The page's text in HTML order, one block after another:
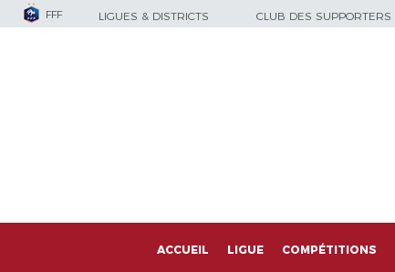
FFF LIGUES & DISTRICTS CLUB DES SUPPORTERS
ACCUEIL LIGUE COMPÉTITIONS